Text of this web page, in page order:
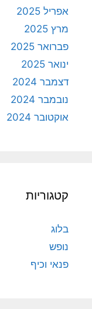
אפריל 2025
מרץ 2025
פברואר 2025
ינואר 2025
דצמבר 2024
נובמבר 2024
אוקטובר 2024
קטגוריות
בלוג
נופש
פנאי וכיף